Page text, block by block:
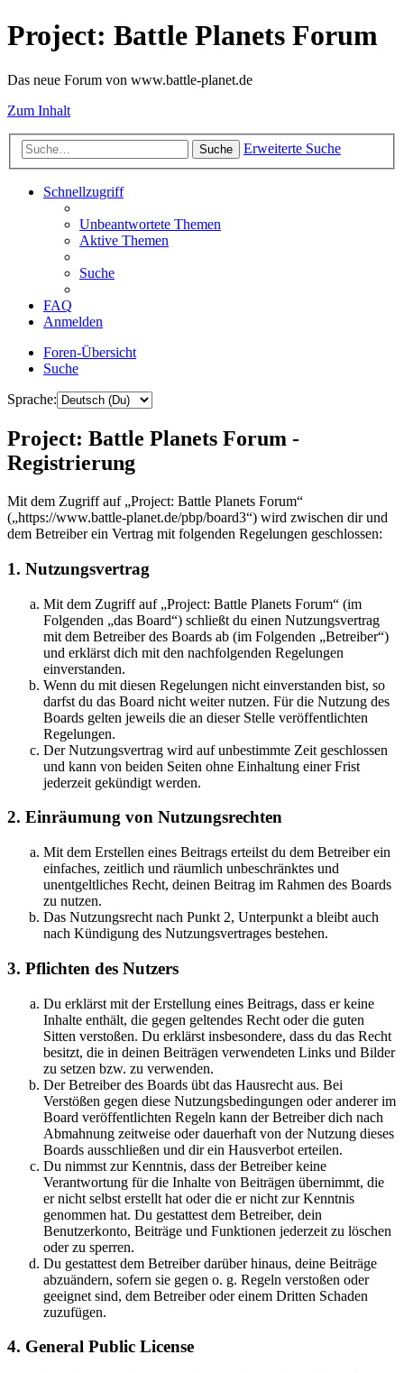
Project: Battle Planets Forum
Das neue Forum von www.battle-planet.de
Zum Inhalt
Suche Erweiterte Suche
Schnellzugriff
Unbeantwortete Themen
Aktive Themen
Suche
FAQ
Anmelden
Foren-Übersicht
Suche
Sprache:
Project: Battle Planets Forum -
Registrierung
Mit dem Zugriff auf „Project: Battle Planets Forum“
(„https://www.battle-planet.de/pbp/board3“) wird zwischen dir und
dem Betreiber ein Vertrag mit folgenden Regelungen geschlossen:
1. Nutzungsvertrag
Mit dem Zugriff auf „Project: Battle Planets Forum“ (im
Folgenden „das Board“) schließt du einen Nutzungsvertrag
mit dem Betreiber des Boards ab (im Folgenden „Betreiber“)
und erklärst dich mit den nachfolgenden Regelungen
einverstanden.
Wenn du mit diesen Regelungen nicht einverstanden bist, so
darfst du das Board nicht weiter nutzen. Für die Nutzung des
Boards gelten jeweils die an dieser Stelle veröffentlichten
Regelungen.
Der Nutzungsvertrag wird auf unbestimmte Zeit geschlossen
und kann von beiden Seiten ohne Einhaltung einer Frist
jederzeit gekündigt werden.
2. Einräumung von Nutzungsrechten
Mit dem Erstellen eines Beitrags erteilst du dem Betreiber ein
einfaches, zeitlich und räumlich unbeschränktes und
unentgeltliches Recht, deinen Beitrag im Rahmen des Boards
zu nutzen.
Das Nutzungsrecht nach Punkt 2, Unterpunkt a bleibt auch
nach Kündigung des Nutzungsvertrages bestehen.
3. Pflichten des Nutzers
Du erklärst mit der Erstellung eines Beitrags, dass er keine
Inhalte enthält, die gegen geltendes Recht oder die guten
Sitten verstoßen. Du erklärst insbesondere, dass du das Recht
besitzt, die in deinen Beiträgen verwendeten Links und Bilder
zu setzen bzw. zu verwenden.
Der Betreiber des Boards übt das Hausrecht aus. Bei
Verstößen gegen diese Nutzungsbedingungen oder anderer im
Board veröffentlichten Regeln kann der Betreiber dich nach
Abmahnung zeitweise oder dauerhaft von der Nutzung dieses
Boards ausschließen und dir ein Hausverbot erteilen.
Du nimmst zur Kenntnis, dass der Betreiber keine
Verantwortung für die Inhalte von Beiträgen übernimmt, die
er nicht selbst erstellt hat oder die er nicht zur Kenntnis
genommen hat. Du gestattest dem Betreiber, dein
Benutzerkonto, Beiträge und Funktionen jederzeit zu löschen
oder zu sperren.
Du gestattest dem Betreiber darüber hinaus, deine Beiträge
abzuändern, sofern sie gegen o. g. Regeln verstoßen oder
geeignet sind, dem Betreiber oder einem Dritten Schaden
zuzufügen.
4. General Public License